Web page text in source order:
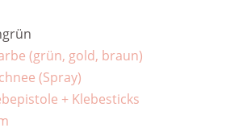
(grün, gold, braun)
(Spray)
+ Klebesticks